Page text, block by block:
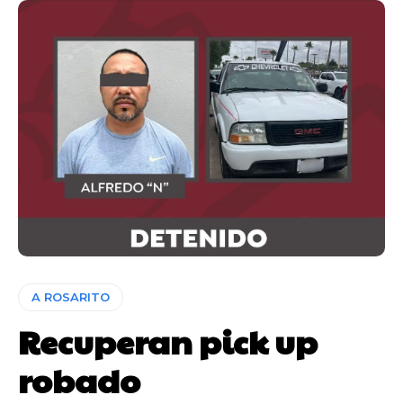
A ROSARITO
Recuperan pick up
robado